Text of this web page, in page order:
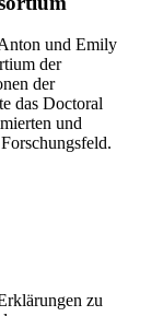
und Emily
der
der
das Doctoral
und
zu